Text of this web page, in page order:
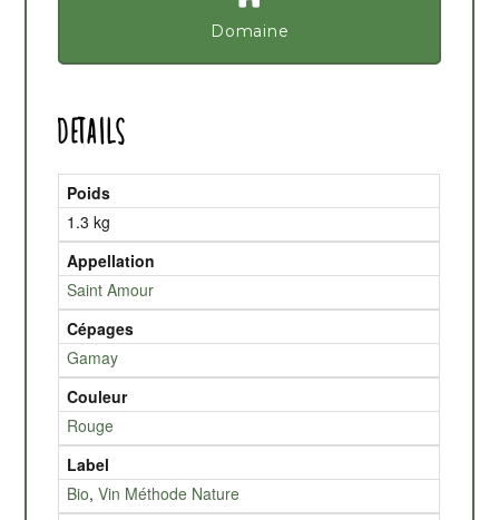
Domaine
Details
Poids
1.3 kg
Appellation
Saint Amour
Cépages
Gamay
Couleur
Rouge
Label
Bio,Vin Méthode Nature